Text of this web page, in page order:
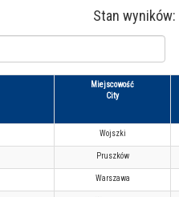
Stan wyników:
Miejscowość
City
Wojszki
Pruszków
Warszawa